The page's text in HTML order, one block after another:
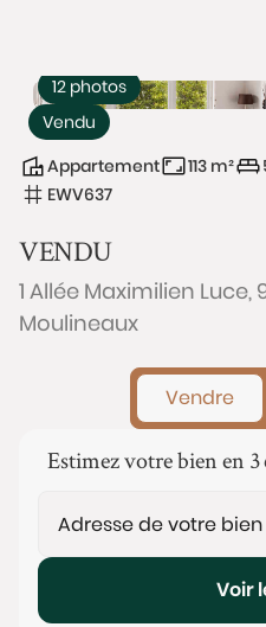
Vendu
12 photos
Appartement 113 m²
EWV637
VENDU
1 Allée Maximilien Luce,
Moulineaux
Vendre
Estimez votre bien en 3
Voir